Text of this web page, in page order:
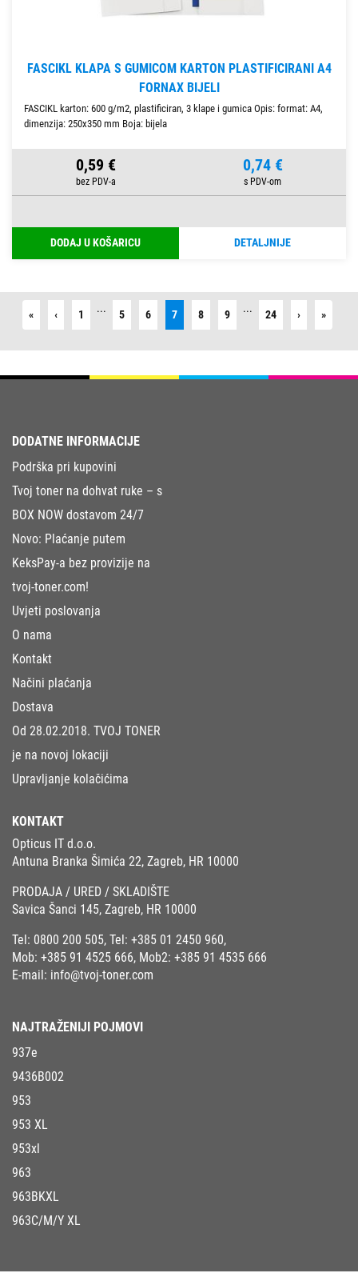
FASCIKL KLAPA S GUMICOM KARTON PLASTIFICIRANI A4
FORNAX BIJELI
FASCIKL karton: 600 g/m2, plastificiran, 3 klape i gumica Opis: format: A4,
dimenzija: 250x350 mm Boja: bijela
0,59 € 0,74 €
DODAJ U KOŠARICU DETALJNIJE
«First ‹Previous
1 ... 5 6 7 8 9 ... 24 ›Next »Last
DODATNE INFORMACIJE
Podrška pri kupovini
Tvoj toner na dohvat ruke – s
BOX NOW dostavom 24/7
Novo: Plaćanje putem
KeksPay-a bez provizije na
tvoj-toner.com!
Uvjeti poslovanja
O nama
Kontakt
Načini plaćanja
Dostava
Od 28.02.2018. TVOJ TONER
je na novoj lokaciji
Upravljanje kolačićima
KONTAKT
Opticus IT d.o.o.
Antuna Branka Šimića 22, Zagreb, HR 10000
PRODAJA / URED / SKLADIŠTE
Savica Šanci 145, Zagreb, HR 10000
Tel: 0800 200 505, Tel: +385 01 2450 960,
Mob: +385 91 4525 666, Mob2: +385 91 4535 666
E-mail: info@tvoj-toner.com
NAJTRAŽENIJI POJMOVI
937e
9436B002
953
953 XL
953xl
963
963BKXL
963C/M/Y XL